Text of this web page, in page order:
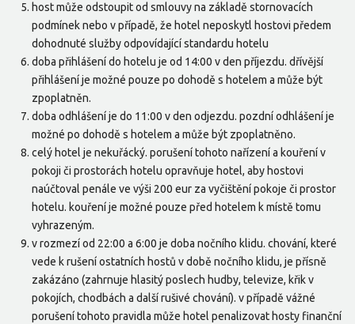
host může odstoupit od smlouvy na základě stornovacích
podmínek nebo v případě, že hotel neposkytl hostovi předem
dohodnuté služby odpovídající standardu hotelu
doba přihlášení do hotelu je od 14:00 v den příjezdu. dřívější
přihlášení je možné pouze po dohodě s hotelem a může být
zpoplatněn.
doba odhlášení je do 11:00 v den odjezdu. pozdní odhlášení je
možné po dohodě s hotelem a může být zpoplatněno.
celý hotel je nekuřácký. porušení tohoto nařízení a kouření v
pokoji či prostorách hotelu opravňuje hotel, aby hostovi
naúčtoval penále ve výši 200 eur za vyčištění pokoje či prostor
hotelu. kouření je možné pouze před hotelem k místě tomu
vyhrazeným.
v rozmezí od 22:00 a 6:00 je doba nočního klidu. chování, které
vede k rušení ostatních hostů v době nočního klidu, je přísně
zakázáno (zahrnuje hlasitý poslech hudby, televize, křik v
pokojích, chodbách a další rušivé chování). v případě vážné
porušení tohoto pravidla může hotel penalizovat hosty finanční